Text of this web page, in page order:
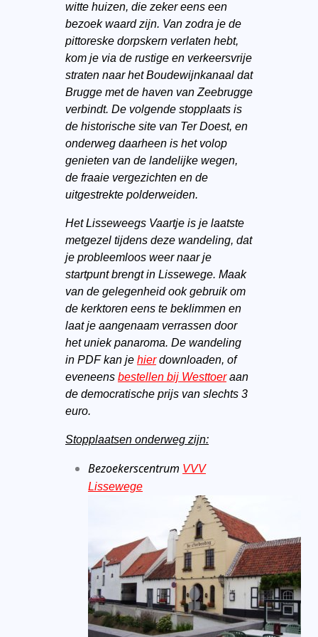
witte huizen, die zeker eens een
bezoek waard zijn. Van zodra je de
pittoreske dorpskern verlaten hebt,
kom je via de rustige en verkeersvrije
straten naar het Boudewijnkanaal dat
Brugge met de haven van Zeebrugge
verbindt. De volgende stopplaats is
de historische site van Ter Doest, en
onderweg daarheen is het volop
genieten van de landelijke wegen,
de fraaie vergezichten en de
uitgestrekte polderweiden.
Het Lisseweegs Vaartje is je laatste
metgezel tijdens deze wandeling, dat
je probleemloos weer naar je
startpunt brengt in Lissewege. Maak
van de gelegenheid ook gebruik om
de kerktoren eens te beklimmen en
laat je aangenaam verrassen door
het uniek panaroma. De wandeling
in PDF kan je hier downloaden, of
eveneens bestellen bij Westtoer aan
de democratische prijs van slechts 3
euro.
Stopplaatsen onderweg zijn:
Bezoekerscentrum VVV
Lissewege